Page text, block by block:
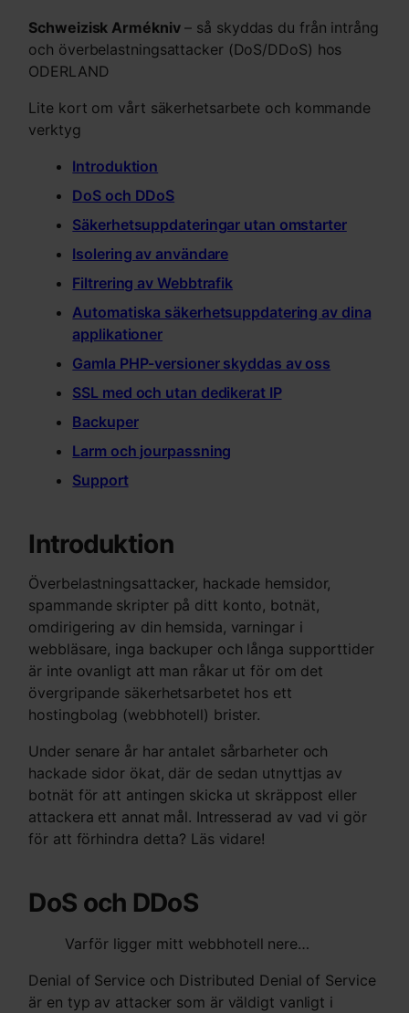
Schweizisk Armékniv– så skyddas du från intrång
och överbelastningsattacker (DoS/DDoS) hos
ODERLAND
Lite kort om vårt säkerhetsarbete och kommande
verktyg
Introduktion
DoS och DDoS
Säkerhetsuppdateringar utan omstarter
Isolering av användare
Filtrering av Webbtrafik
Automatiska säkerhetsuppdatering av dina
applikationer
Gamla PHP-versioner skyddas av oss
SSL med och utan dedikerat IP
Backuper
Larm och jourpassning
Support
Introduktion
Överbelastningsattacker, hackade hemsidor,
spammande skripter på ditt konto, botnät,
omdirigering av din hemsida, varningar i
webbläsare, inga backuper och långa supporttider
är inte ovanligt att man råkar ut för om det
övergripande säkerhetsarbetet hos ett
hostingbolag (webbhotell) brister.
Under senare år har antalet sårbarheter och
hackade sidor ökat, där de sedan utnyttjas av
botnät för att antingen skicka ut skräppost eller
attackera ett annat mål. Intresserad av vad vi gör
för att förhindra detta? Läs vidare!
DoS och DDoS
Varför ligger mitt webbhotell nere…
Denial of Service och Distributed Denial of Service
är en typ av attacker som är väldigt vanligt i